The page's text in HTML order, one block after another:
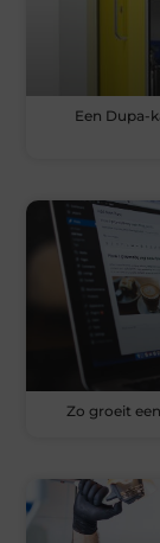
Een Dupa-
Zo groeit